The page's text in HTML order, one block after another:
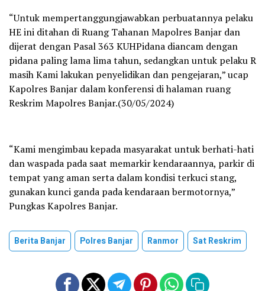
“Untuk mempertanggungjawabkan perbuatannya pelaku
HE ini ditahan di Ruang Tahanan Mapolres Banjar dan
dijerat dengan Pasal 363 KUHPidana diancam dengan
pidana paling lama lima tahun, sedangkan untuk pelaku R
masih Kami lakukan penyelidikan dan pengejaran,” ucap
Kapolres Banjar dalam konferensi di halaman ruang
Reskrim Mapolres Banjar.(30/05/2024)
“Kami mengimbau kepada masyarakat untuk berhati-hati
dan waspada pada saat memarkir kendaraannya, parkir di
tempat yang aman serta dalam kondisi terkuci stang,
gunakan kunci ganda pada kendaraan bermotornya,”
Pungkas Kapolres Banjar.
Berita Banjar Polres Banjar Ranmor Sat Reskrim